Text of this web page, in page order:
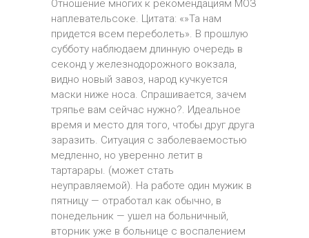
Отношение многих к рекомендациям МОЗ
наплевательсоке. Цитата: «»Та нам
придется всем переболеть». В прошлую
субботу наблюдаем длинную очередь в
секонд у железнодорожного вокзала,
видно новый завоз, народ кучкуется
маски ниже носа. Спрашивается, зачем
тряпье вам сейчас нужно?. Идеальное
время и место для того, чтобы друг друга
заразить. Ситуация с заболеваемостью
медленно, но уверенно летит в
тартарары. (может стать
неуправляемой). На работе один мужик в
пятницу — отработал как обычно, в
понедельник — ушел на больничный,
вторник уже в больнице с воспалением